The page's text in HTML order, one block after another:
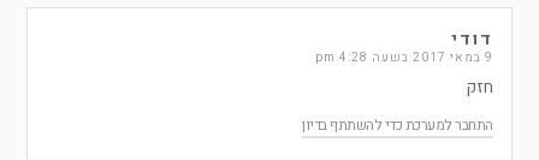
דודי
9 במאי 2017 בשעה 4:28 pm
חזק
התחבר למערכת כדי להשתתף בדיון